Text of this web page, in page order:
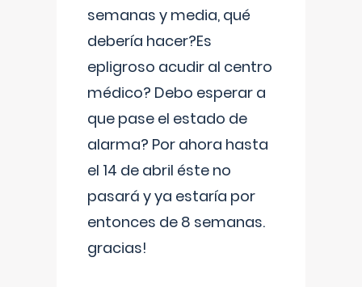
semanas y media, qué
debería hacer?Es
epligroso acudir al centro
médico? Debo esperar a
que pase el estado de
alarma? Por ahora hasta
el 14 de abril éste no
pasará y ya estaría por
entonces de 8 semanas.
gracias!